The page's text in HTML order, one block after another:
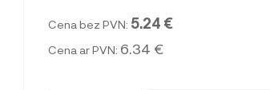
Cena bez PVN: 5.24 €
Cena ar PVN: 6.34 €